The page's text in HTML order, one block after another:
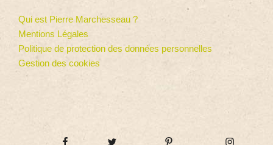
Qui est Pierre Marchesseau ?
Mentions Légales
Politique de protection des données personnelles
Gestion des cookies